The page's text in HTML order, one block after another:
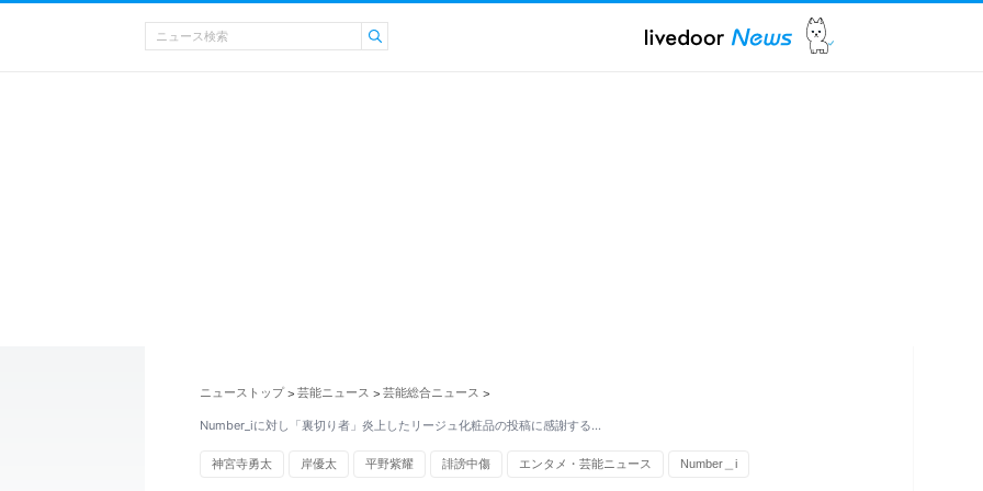
ニューストップ > 芸能ニュース > 芸能総合ニュース >
Number_iに対し「裏切り者」炎上したリージュ化粧品の投稿に感謝する…
神宮寺勇太 岸優太 平野紫耀 誹謗中傷 エンタメ・芸能ニュース Number＿i